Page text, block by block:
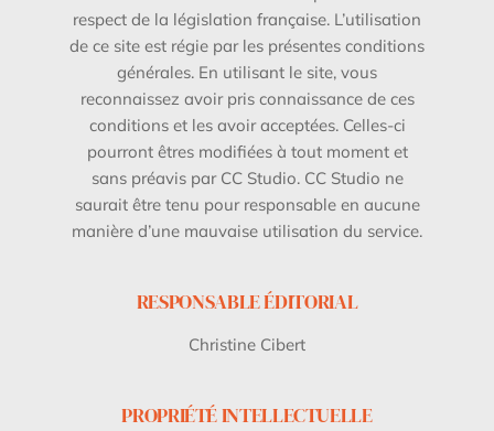
respect de la législation française. L’utilisation
de ce site est régie par les présentes conditions
générales. En utilisant le site, vous
reconnaissez avoir pris connaissance de ces
conditions et les avoir acceptées. Celles-ci
pourront êtres modifiées à tout moment et
sans préavis par CC Studio. CC Studio ne
saurait être tenu pour responsable en aucune
manière d’une mauvaise utilisation du service.
RESPONSABLE ÉDITORIAL
Christine Cibert
PROPRIÉTÉ INTELLECTUELLE